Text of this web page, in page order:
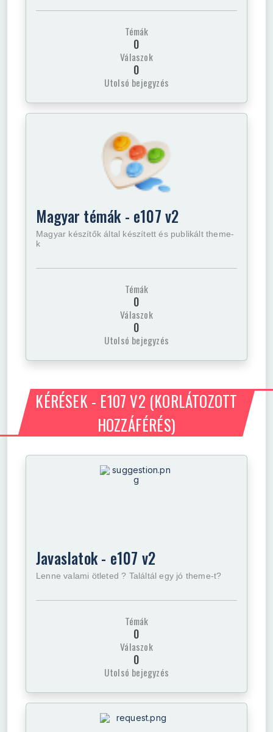
Témák
0
Válaszok
0
Utolsó bejegyzés
Magyar témák - e107 v2
Magyar készítők által készített és publikált theme-
k
Témák
0
Válaszok
0
Utolsó bejegyzés
KÉRÉSEK - E107 V2 (KORLÁTOZOTT
HOZZÁFÉRÉS)
Javaslatok - e107 v2
Lenne valami ötleted ? Találtál egy jó theme-t?
Témák
0
Válaszok
0
Utolsó bejegyzés